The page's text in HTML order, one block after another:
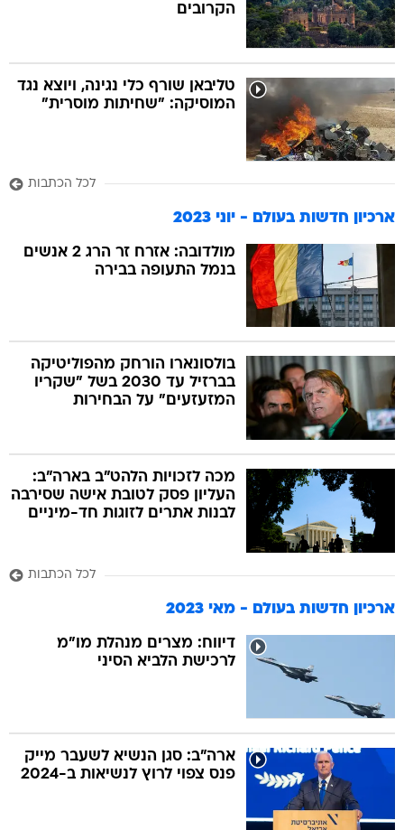
הקרובים
טליבאן שורף כלי נגינה, ויוצא נגד
המוסיקה: "שחיתות מוסרית"
לכל הכתבות
ארכיון חדשות בעולם - יוני 2023
מולדובה: אזרח זר הרג 2 אנשים
בנמל התעופה בבירה
בולסונארו הורחק מהפוליטיקה
בברזיל עד 2030 בשל "שקריו
המזעזעים" על הבחירות
מכה לזכויות הלהט"ב בארה"ב:
העליון פסק לטובת אישה שסירבה
לבנות אתרים לזוגות חד-מיניים
לכל הכתבות
ארכיון חדשות בעולם - מאי 2023
דיווח: מצרים מנהלת מו"מ
לרכישת הלביא הסיני
ארה"ב: סגן הנשיא לשעבר מייק
פנס צפוי לרוץ לנשיאות ב-2024